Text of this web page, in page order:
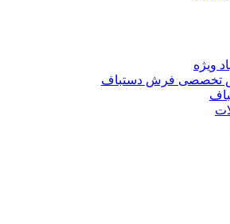
ویژه
تخصصی فرش دستباف